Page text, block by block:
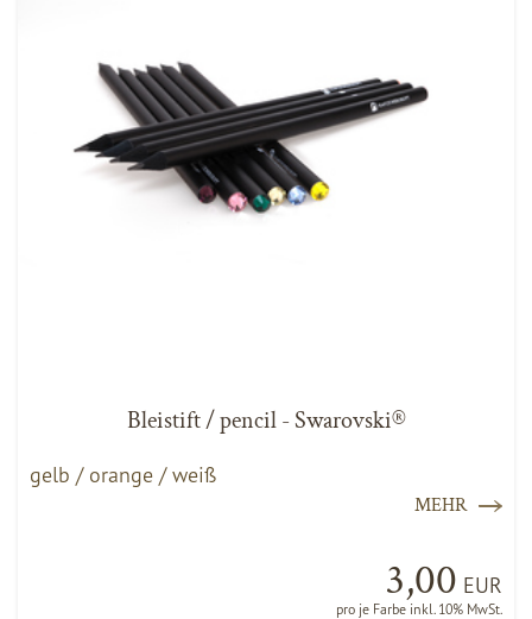
Bleistift / pencil - Swarovski®
gelb / orange / weiß
MEHR
3,00 EUR
pro je Farbe inkl. 10% MwSt.